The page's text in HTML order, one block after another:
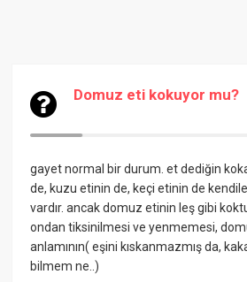
Domuz eti kokuyor mu?
gayet normal bir durum. et dediğin
de, kuzu etinin de, keçi etinin de
vardır. ancak domuz etinin leş gibi
ondan tiksinilmesi ve yenmemesi,
anlamının( eşini kıskanmazmış da,
bilmem ne..)